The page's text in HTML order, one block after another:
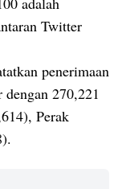
Twitter
penerimaan
270,221
Perak